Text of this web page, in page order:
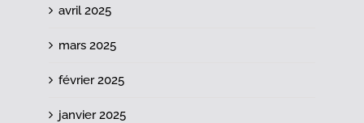
avril 2025
mars 2025
février 2025
janvier 2025